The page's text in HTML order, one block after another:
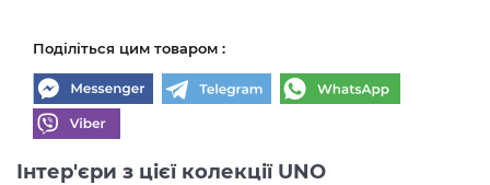
Поділіться цим товаром :
Інтер'єри з цієї колекції UNO